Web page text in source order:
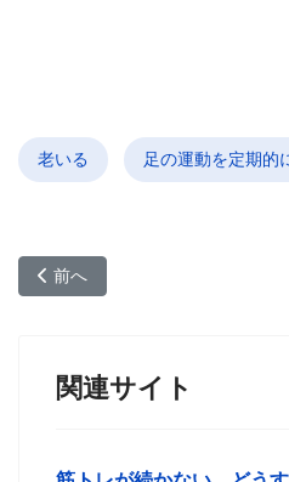
老いる 足の運動を定期的
前の記事へ: 老人の自殺理由を考
前へ
関連サイト